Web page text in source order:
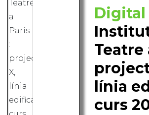
Teatre
línia
curs